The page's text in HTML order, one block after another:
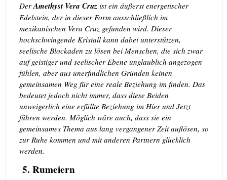
DerAmethyst Vera Cruz ist ein äußerst energetischer
Edelstein, der in dieser Form ausschließlich im
mexikanischen Vera Cruz gefunden wird. Dieser
hochschwingende Kristall kann dabei unterstützen,
seelische Blockaden zu lösen bei Menschen, die sich zwar
auf geistiger und seelischer Ebene unglaublich angezogen
fühlen, aber aus unerfindlichen Gründen keinen
gemeinsamen Weg für eine reale Beziehung im finden. Das
bedeutet jedoch nicht immer, dass diese Beiden
unweigerlich eine erfüllte Beziehung im Hier und Jetzt
führen werden. Möglich wäre auch, dass sie ein
gemeinsames Thema aus lang vergangener Zeit auflösen, so
zur Ruhe kommen und mit anderen Partnern glücklich
werden.
5. Rumeiern